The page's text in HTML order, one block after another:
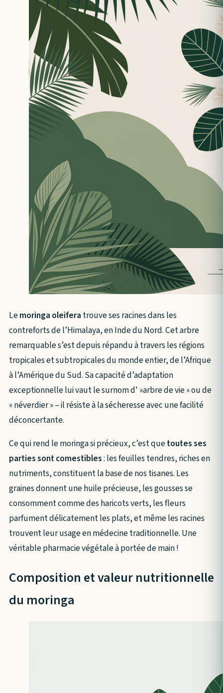
Lemoringa oleifera trouve ses racines dans les
contreforts de l’Himalaya, en Inde du Nord. Cet arbre
remarquable s’est depuis répandu à travers les régions
tropicales et subtropicales du monde entier, de l’Afrique
à l’Amérique du Sud. Sa capacité d’adaptation
exceptionnelle lui vaut le surnom d' »arbre de vie » ou de
« néverdier » – il résiste à la sécheresse avec une facilité
déconcertante.
Ce qui rend le moringa si précieux, c’est quetoutes ses
parties sont comestibles: les feuilles tendres, riches en
nutriments, constituent la base de nos tisanes. Les
graines donnent une huile précieuse, les gousses se
consomment comme des haricots verts, les fleurs
parfument délicatement les plats, et même les racines
trouvent leur usage en médecine traditionnelle. Une
véritable pharmacie végétale à portée de main !
Composition et valeur nutritionnelle
du moringa